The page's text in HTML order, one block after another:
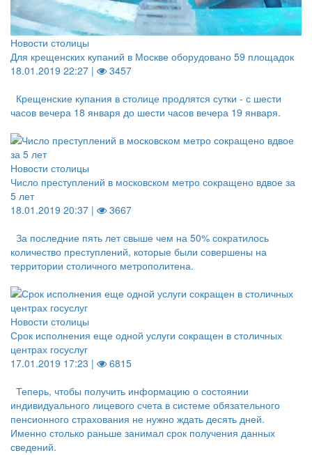
Новости столицы
Для крещенских купаний в Москве оборудовано 59 площадок
18.01.2019 22:27 |
3457
Крещенские купания в столице продлятся сутки - с шести
часов вечера 18 января до шести часов вечера 19 января.
Новости столицы
Число преступлений в московском метро сокращено вдвое за
5 лет
18.01.2019 20:37 |
3667
За последние пять лет свыше чем на 50% сократилось
количество преступлений, которые были совершены на
территории столичного метрополитена.
Новости столицы
Срок исполнения еще одной услуги сокращен в столичных
центрах госуслуг
17.01.2019 17:23 |
6815
Теперь, чтобы получить информацию о состоянии
индивидуального лицевого счета в системе обязательного
пенсионного страхования не нужно ждать десять дней.
Именно столько раньше занимал срок получения данных
сведений.